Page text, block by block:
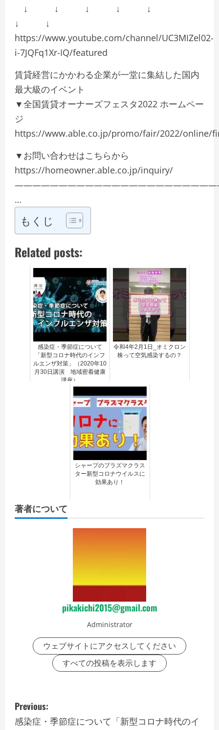
↓ ↓ ↓ ↓ ↓
↓ ↓
https://www.youtube.com/channel/UC3MIZel02-
i-7JQFq1Xr-IQ/featured
賃貸経営にかかわる企業が一堂に集結した国内
最大級のイベント
▼全国賃貸オーナーズフェスタ2022 ホームペー
ジ
https://www.able.co.jp/promo/fair/2022/online/
▼お問い合わせはこちらから
https://homeowner.able.co.jp/inquiry/
…
もくじ
Related posts:
感染症・季節症について
「新型コロナ時代のインフ
ルエンザ対策」（2020年10
月30日講演 地域密着健康
講座）
令和4年2月1日_オミクロン
株って空気感染するの？
シャープのプラズマクラス
ター新型コロナウイルスに
効果あり！
著者について
pikakichi2015@gmail.com
Administrator
ウェブサイトにアクセスしてください
すべての投稿を表示します
P
o
Previous:
感染症・季節症について「新型コロナ時代のイ